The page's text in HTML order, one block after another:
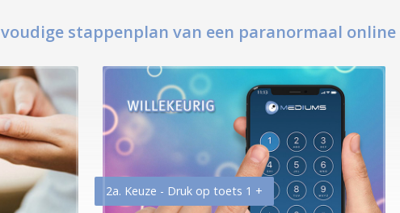
stappenplan van een paranormaal
2a. Keuze - Druk op toets 1 +